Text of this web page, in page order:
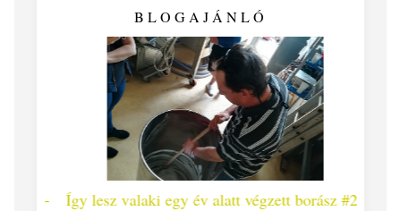
BLOGAJÁNLÓ
Így lesz valaki egy év alatt végzett borász #25